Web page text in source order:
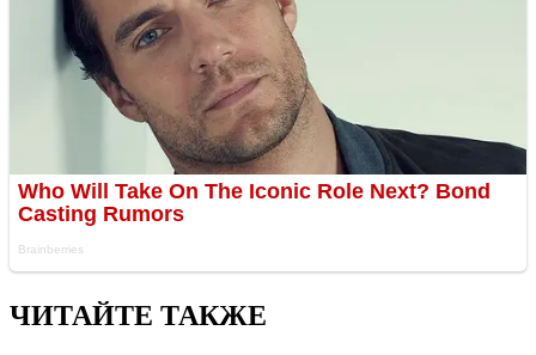
ЧИТАЙТЕ ТАКЖЕ